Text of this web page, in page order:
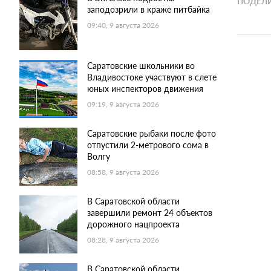
заподозрили в краже питбайка
09:40, 9 августа 2026
Саратовские школьники во
Владивостоке участвуют в слете
юных инспекторов движения
09:19, 9 августа 2026
Саратовские рыбаки после фото
отпустили 2-метрового сома в
Волгу
08:58, 9 августа 2026
В Саратовской области
завершили ремонт 24 объектов
дорожного нацпроекта
08:28, 9 августа 2026